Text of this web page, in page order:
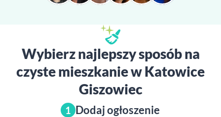
Wybierz najlepszy sposób na
czyste mieszkanie w Katowice
Giszowiec
1 Dodaj ogłoszenie